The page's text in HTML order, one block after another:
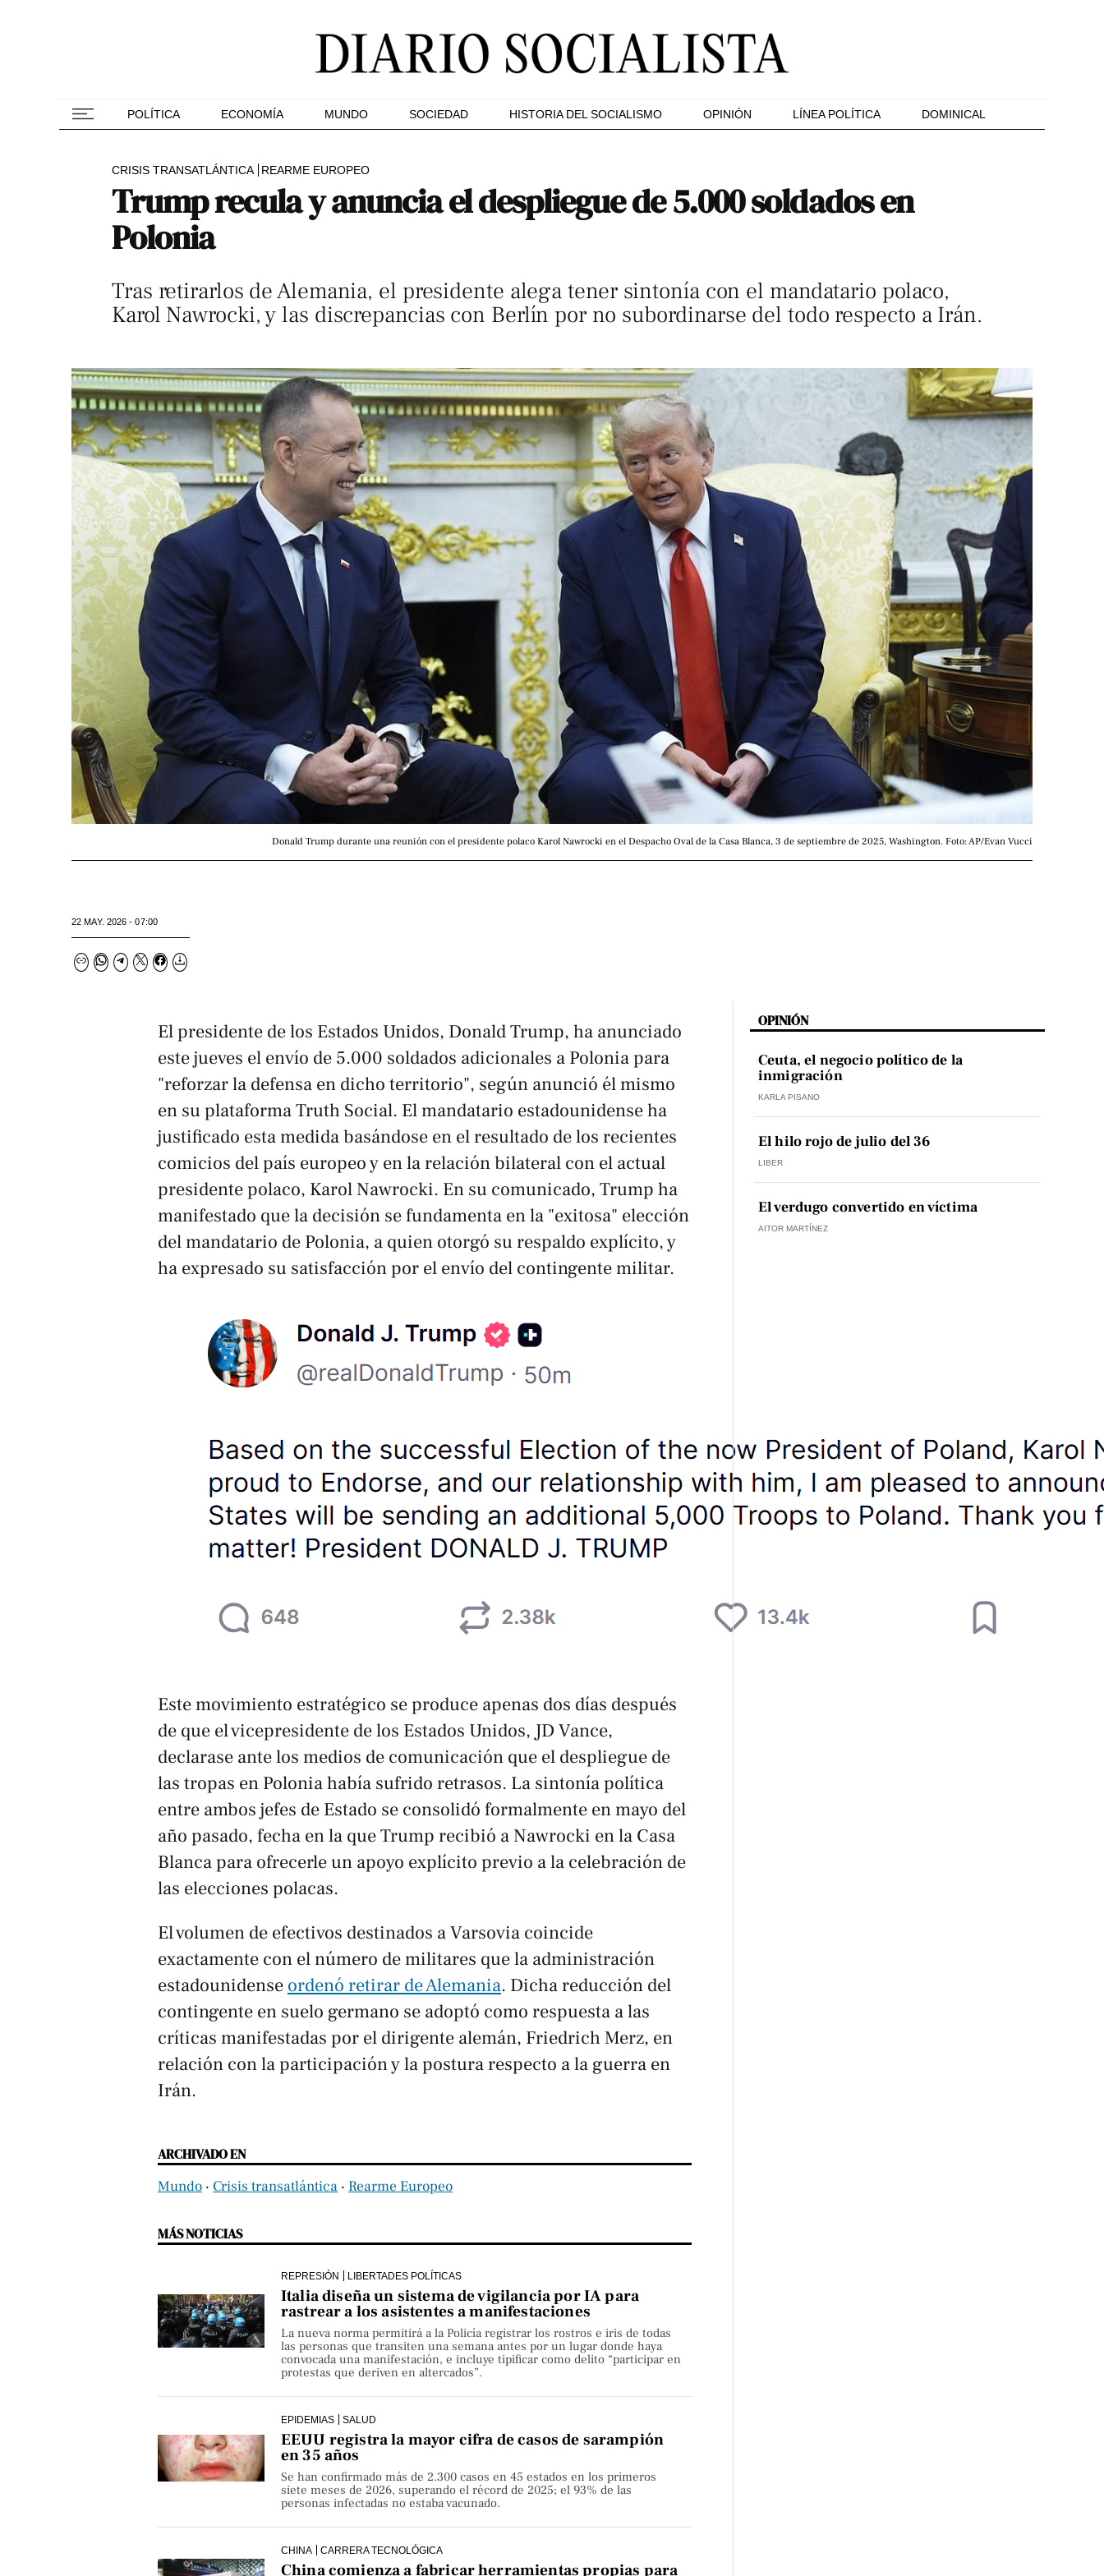
POLÍTICA ECONOMÍA MUNDO SOCIEDAD HISTORIA DEL SOCIALISMO OPINIÓN LÍNEA POLÍTICA DOMINICAL
CRISIS TRANSATLÁNTICA REARME EUROPEO
Trump recula y anuncia el despliegue de 5.000 soldados en
Polonia
Tras retirarlos de Alemania, el presidente alega tener sintonía con el mandatario polaco,
Karol Nawrocki, y las discrepancias con Berlín por no subordinarse del todo respecto a Irán.
Donald Trump durante una reunión con el presidente polaco Karol Nawrocki en el Despacho Oval de la Casa Blanca, 3 de septiembre de 2025, Washington. Foto: AP/Evan Vucci
22 MAY. 2026 - 07:00
El presidente de los Estados Unidos, Donald Trump, ha anunciado
este jueves el envío de 5.000 soldados adicionales a Polonia para
"reforzar la defensa en dicho territorio", según anunció él mismo
en su plataformaTruth Social. El mandatario estadounidense ha
justificado esta medida basándose en el resultado de los recientes
comicios del país europeo y en la relación bilateral con el actual
presidente polaco, Karol Nawrocki. En su comunicado, Trump ha
manifestado que la decisión se fundamenta en la "exitosa" elección
del mandatario de Polonia, a quien otorgó su respaldo explícito, y
ha expresado su satisfacción por el envío del contingente militar.
Este movimiento estratégico se produce apenas dos días después
de que el vicepresidente de los Estados Unidos, JD Vance,
declarase ante los medios de comunicación que el despliegue de
las tropas en Polonia había sufrido retrasos. La sintonía política
entre ambos jefes de Estado se consolidó formalmente en mayo del
año pasado, fecha en la que Trump recibió a Nawrocki en la Casa
Blanca para ofrecerle un apoyo explícito previo a la celebración de
las elecciones polacas.
El volumen de efectivos destinados a Varsovia coincide
exactamente con el número de militares que la administración
estadounidense ordenó retirar de Alemania. Dicha reducción del
contingente en suelo germano se adoptó como respuesta a las
críticas manifestadas por el dirigente alemán, Friedrich Merz, en
relación con la participación y la postura respecto a la guerra en
Irán.
ARCHIVADO EN
Mundo ‧ Crisis transatlántica ‧ Rearme Europeo
MÁS NOTICIAS
REPRESIÓN LIBERTADES POLÍTICAS
Italia diseña un sistema de vigilancia por IA para
rastrear a los asistentes a manifestaciones
La nueva norma permitirá a la Policía registrar los rostros e iris de todas
las personas que transiten una semana antes por un lugar donde haya
convocada una manifestación, e incluye tipificar como delito “participar en
protestas que deriven en altercados”.
EPIDEMIAS SALUD
EEUU registra la mayor cifra de casos de sarampión
en 35 años
Se han confirmado más de 2.300 casos en 45 estados en los primeros
siete meses de 2026, superando el récord de 2025; el 93% de las
personas infectadas no estaba vacunado.
CHINA CARRERA TECNOLÓGICA
China comienza a fabricar herramientas propias para
OPINIÓN
Ceuta, el negocio político de la
inmigración
KARLA PISANO
El hilo rojo de julio del 36
LIBER
El verdugo convertido en víctima
AITOR MARTÍNEZ